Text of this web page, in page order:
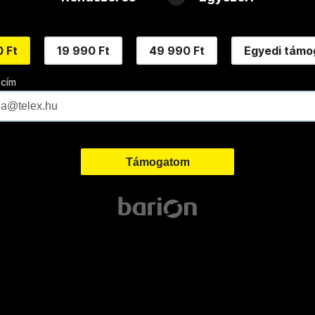
Ft 19 990 Ft 49 990 Ft Egyedi